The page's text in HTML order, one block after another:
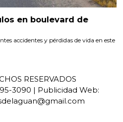
en boulevard de
accidentes y pérdidas de vida en este
RESERVADOS
3090 | Publicidad Web: